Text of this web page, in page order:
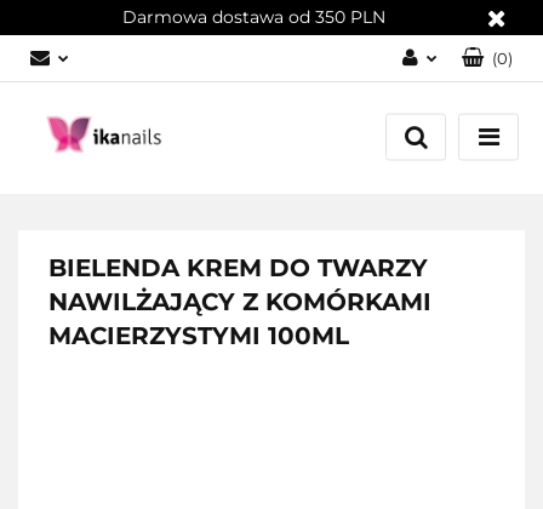
Darmowa dostawa od 350 PLN
Zaloguj się
Załóż konto
(0)
BIELENDA KREM DO TWARZY
NAWILŻAJĄCY Z KOMÓRKAMI
MACIERZYSTYMI 100ML